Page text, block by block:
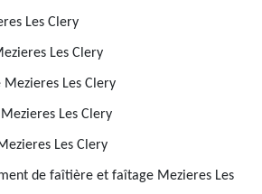
Les Clery
Les Clery
Les Clery
Les Clery
Les Clery
de faîtière et faîtage Mezieres Les